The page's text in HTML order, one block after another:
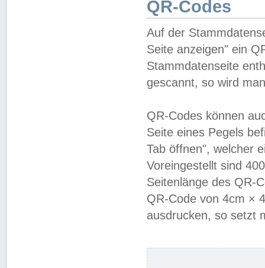
QR-Codes
Auf der
Seite anzeigen" ein
Stammdatenseite
gescannt, so wird
QR-Codes können
Seite eines Pegels
Tab öffnen", welcher
Voreingestellt sind
Seitenlänge des QR-
QR-Code von 4cm ×
ausdrucken, so setzt